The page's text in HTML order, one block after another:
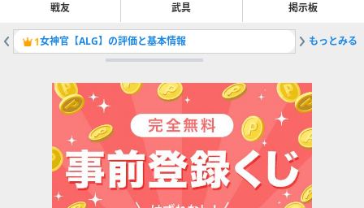
戦友 武具 掲示板
1女神官【ALG】の評価と基本情報 2白羽扇
もっとみる